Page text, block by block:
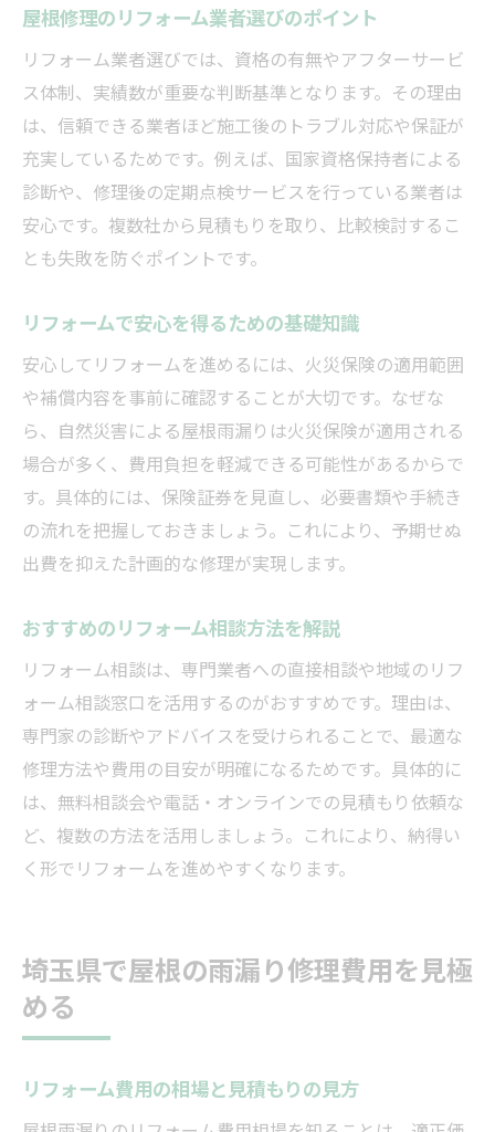
要性
屋根雨漏りの原因調査とリフォーム提案の
流れ
原因特定に強いリフォーム業者選びの基準
リフォーム相談時に原因調査を依頼するメ
リット
雨漏りの種類ごとのリフォーム方法の違い
ント
修理責任や保証範囲をきちんと理解する
リフォームの修理責任がどこまで及ぶか解
説
屋根雨漏り修理時の保証範囲を確認する方
法
リフォーム契約前に知りたい責任分担の基
礎
修理後のトラブル防止に必要なリフォーム
知識
リフォーム業者との保証内容の確認ポイン
ト
信頼できるリフォーム相談の進め方とは
信頼できるリフォーム相談相手の選び方
リフォーム相談時に役立つチェックリスト
リフォーム相談でトラブルを防ぐコツ
修理後も安心できるアフターサポートの重要性
リフォーム後のアフターサービスが重要な
屋根修理のリフォーム業者選びのポイント
リフォーム業者選びでは、資格の有無やアフターサービ
ス体制、実績数が重要な判断基準となります。その理由
は、信頼できる業者ほど施工後のトラブル対応や保証が
充実しているためです。例えば、国家資格保持者による
診断や、修理後の定期点検サービスを行っている業者は
安心です。複数社から見積もりを取り、比較検討するこ
とも失敗を防ぐポイントです。
リフォームで安心を得るための基礎知識
安心してリフォームを進めるには、火災保険の適用範囲
や補償内容を事前に確認することが大切です。なぜな
ら、自然災害による屋根雨漏りは火災保険が適用される
場合が多く、費用負担を軽減できる可能性があるからで
す。具体的には、保険証券を見直し、必要書類や手続き
の流れを把握しておきましょう。これにより、予期せぬ
出費を抑えた計画的な修理が実現します。
おすすめのリフォーム相談方法を解説
リフォーム相談は、専門業者への直接相談や地域のリフ
ォーム相談窓口を活用するのがおすすめです。理由は、
専門家の診断やアドバイスを受けられることで、最適な
修理方法や費用の目安が明確になるためです。具体的に
は、無料相談会や電話・オンラインでの見積もり依頼な
ど、複数の方法を活用しましょう。これにより、納得い
く形でリフォームを進めやすくなります。
埼玉県で屋根の雨漏り修理費用を見極
める
リフォーム費用の相場と見積もりの見方